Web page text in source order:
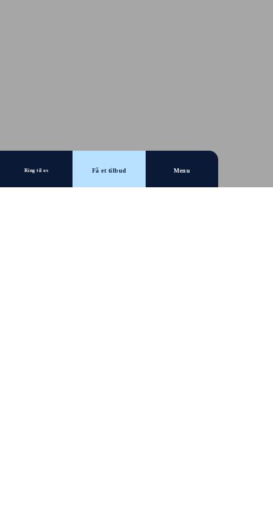
Ring til os Få et tilbud Menu